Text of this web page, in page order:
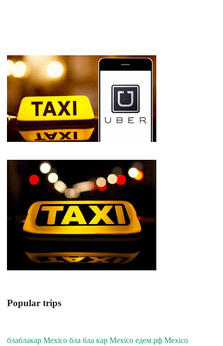
Popular trips
блаблакар Mexico бла бла кар Mexico едем.рф Mexico